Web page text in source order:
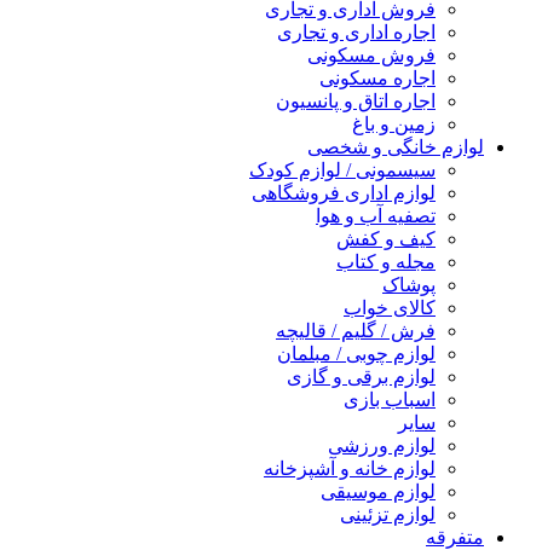
فروش اداری و تجاری
اجاره اداری و تجاری
فروش مسکونی
اجاره مسکونی
اجاره اتاق و پانسیون
زمین و باغ
لوازم خانگی و شخصی
سیسمونی / لوازم کودک
لوازم اداری فروشگاهی
تصفیه آب و هوا
کیف و کفش
مجله و کتاب
پوشاک
کالای خواب
فرش / گلیم / قالیچه
لوازم چوبی / مبلمان
لوازم برقی و گازی
اسباب بازی
سایر
لوازم ورزشی
لوازم خانه و آشپزخانه
لوازم موسیقی
لوازم تزئینی
متفرقه